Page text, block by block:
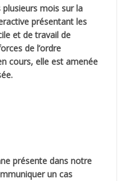
mois sur la
présentant les
et de travail de
de l’ordre
cours, elle est amenée
présente dans notre
un cas